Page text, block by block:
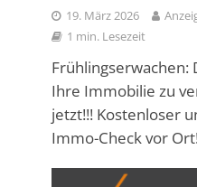
19. März 2026
1 min. Lesezeit
Ihre Immobilie zu
jetzt!!! Kostenloser
Immo-Check vor